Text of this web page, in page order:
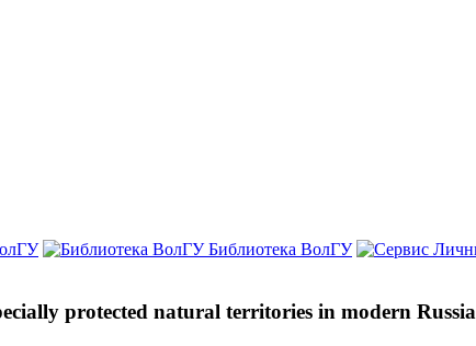
Библиотека ВолГУ
protected natural territories in modern Russia